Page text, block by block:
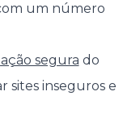
um número
segura do
sites inseguros e